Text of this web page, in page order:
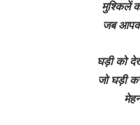
मुश्किलें
जब
घड़ी को
जो घड़ी